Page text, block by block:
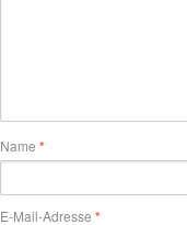
Name *
E-Mail-Adresse *